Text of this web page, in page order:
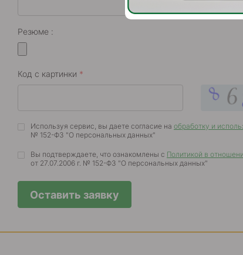
Резюме :
Код с картинки *
Используя сервис, вы даете согласие на обработку и
№ 152-ФЗ "О персональных данных"
Вы подтверждаете, что ознакомлены с Политикой в
от 27.07.2006 г. № 152-ФЗ "О персональных данных"
Оставить заявку